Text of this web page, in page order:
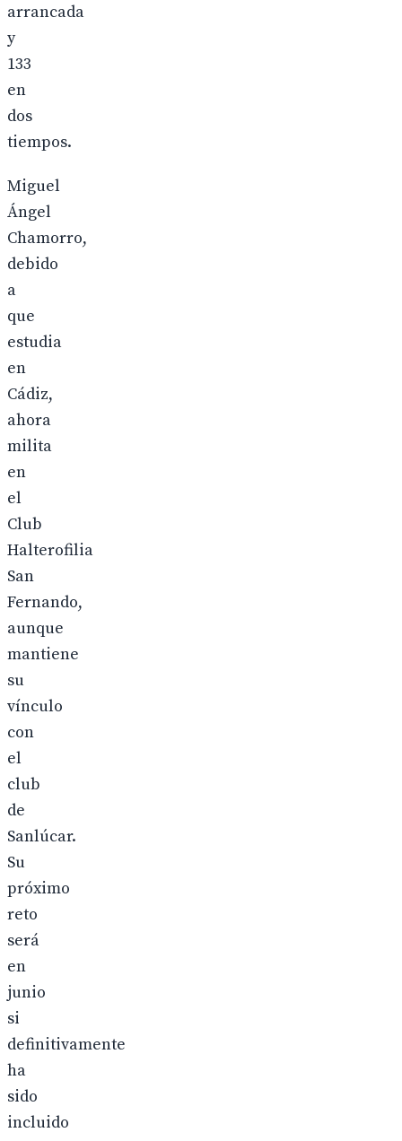
arrancada
y
133
en
dos
tiempos.
Miguel
Ángel
Chamorro,
debido
a
que
estudia
en
Cádiz,
ahora
milita
en
el
Club
Halterofilia
San
Fernando,
aunque
mantiene
su
vínculo
con
el
club
de
Sanlúcar.
Su
próximo
reto
será
en
junio
si
definitivamente
ha
sido
incluido